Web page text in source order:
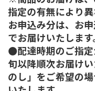
指定の有無により
お申込み分は、お
でお届けいたします
●配達時期のご指
旬以降順次お届け
のし」をご希望の